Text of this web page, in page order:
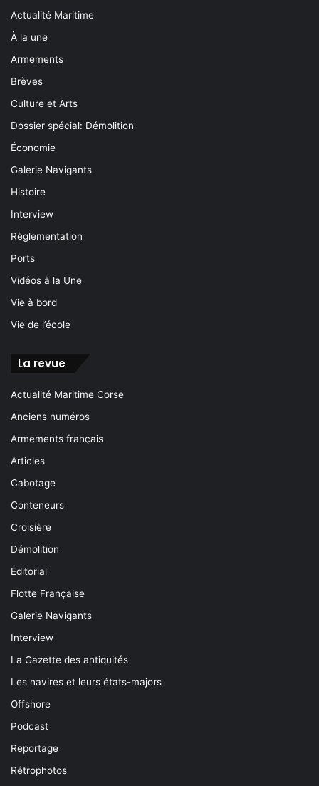
Actualité Maritime
À la une
Armements
Brèves
Culture et Arts
Dossier spécial: Démolition
Économie
Galerie Navigants
Histoire
Interview
Règlementation
Ports
Vidéos à la Une
Vie à bord
Vie de l’école
La revue
Actualité Maritime Corse
Anciens numéros
Armements français
Articles
Cabotage
Conteneurs
Croisière
Démolition
Éditorial
Flotte Française
Galerie Navigants
Interview
La Gazette des antiquités
Les navires et leurs états-majors
Offshore
Podcast
Reportage
Rétrophotos